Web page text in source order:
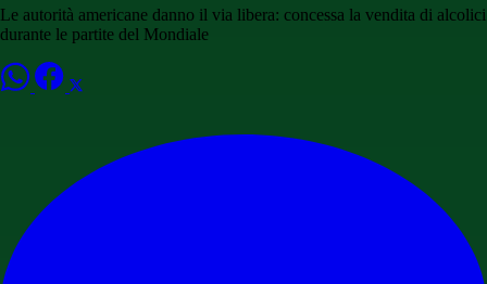
Le autorità americane danno il via libera: concessa la vendita di alcolici
durante le partite del Mondiale